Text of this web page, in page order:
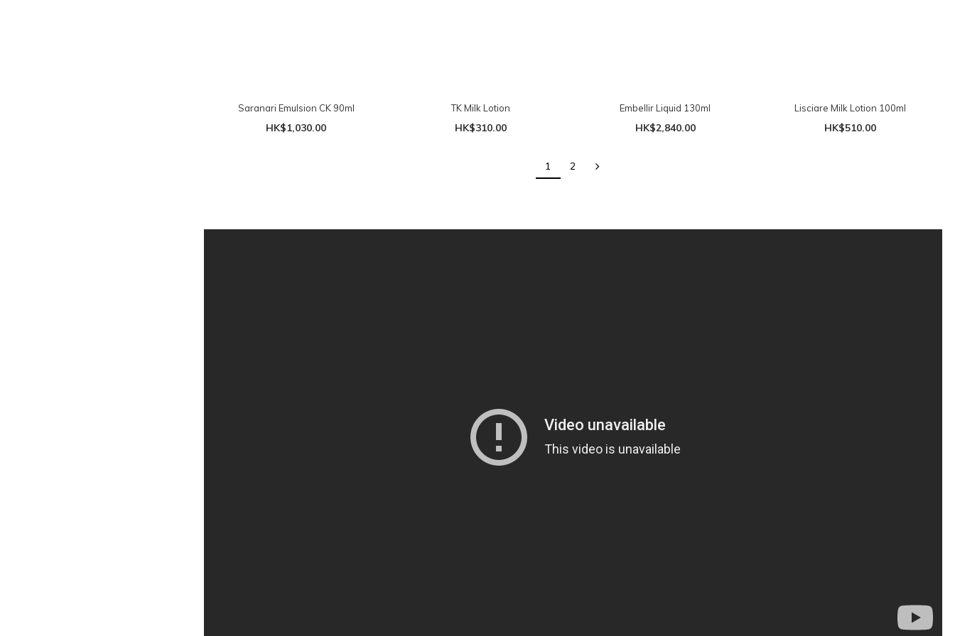
Saranari Emulsion CK 90ml
HK$1,030.00
TK Milk Lotion
HK$310.00
Embellir Liquid 130ml
HK$2,840.00
Lisciare Milk Lotion 100ml
HK$510.00
1 2